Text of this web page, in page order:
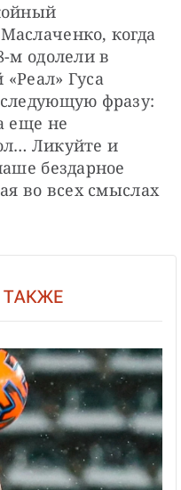
когда
м одолели в
Гуса
фразу:
еще не
Ликуйте и
бездарное
во всех смыслах
ТАКЖЕ